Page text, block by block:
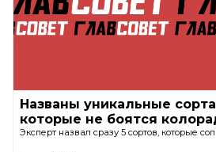
Названы уникальные
которые не боятся
Эксперт назвал сразу 5 сортов, которые